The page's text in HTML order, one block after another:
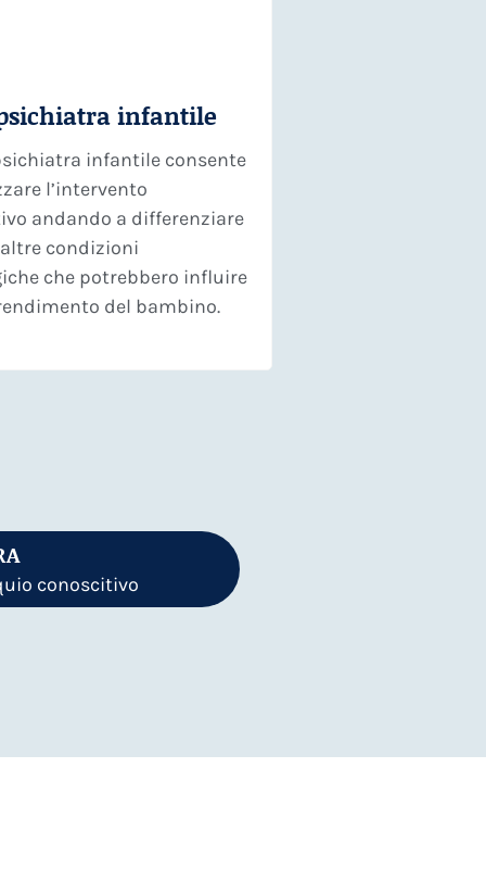
infantile
infantile consente
l’intervento
andando a differenziare
altre condizioni
che potrebbero influire
del bambino.
conoscitivo